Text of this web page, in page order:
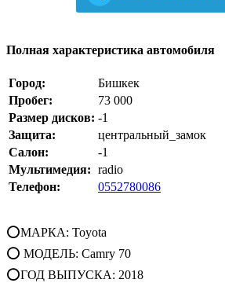
Полная характеристика автомобиля
Город:
Бишкек
Пробег:
73 000
Размер дисков: -1
Защита:
центральный_замок
Салон:
-1
Мультимедия: radio
Телефон:
0552780086
⭕МАРКА: Toyota
⭕ МОДЕЛЬ: Camry 70
⭕ГОД ВЫПУСКА: 2018